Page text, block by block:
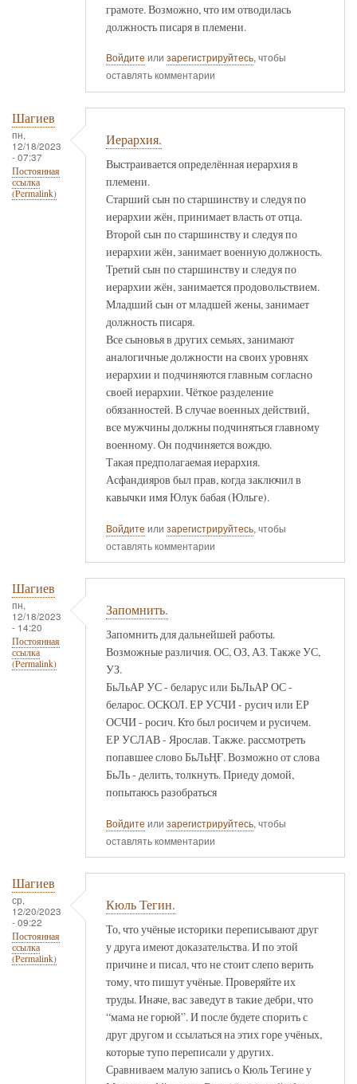
грамоте. Возможно, что им отводилась
должность писаря в племени.
Войдите или зарегистрируйтесь, чтобы
оставлять комментарии
Шагиев
пн,
12/18/2023
- 07:37
Постоянная
ссылка
(Permalink)
Иерархия.
Выстраивается определённая иерархия в
племени.
Старший сын по старшинству и следуя по
иерархии жён, принимает власть от отца.
Второй сын по старшинству и следуя по
иерархии жён, занимает военную должность.
Третий сын по старшинству и следуя по
иерархии жён, занимается продовольствием.
Младший сын от младшей жены, занимает
должность писаря.
Все сыновья в других семьях, занимают
аналогичные должности на своих уровнях
иерархии и подчиняются главным согласно
своей иерархии. Чёткое разделение
обязанностей. В случае военных действий,
все мужчины должны подчиняться главному
военному. Он подчиняется вождю.
Такая предполагаемая иерархия.
Асфандияров был прав, когда заключил в
кавычки имя Юлук бабая (Юльге).
Войдите или зарегистрируйтесь, чтобы
оставлять комментарии
Шагиев
пн,
12/18/2023
- 14:20
Постоянная
ссылка
(Permalink)
Запомнить.
Запомнить для дальнейшей работы.
Возможные различия. ОС, ОЗ, АЗ. Также УС,
УЗ.
БьЛьАР УС - беларус или БьЛьАР ОС -
беларос. ОСКОЛ. ЕР УСЧИ - русич или ЕР
ОСЧИ - росич. Кто был росичем и русичем.
ЕР УСЛАВ - Ярослав. Также. рассмотреть
попавшее слово БьЛьҢҒ. Возможно от слова
БьЛь - делить, толкнуть. Приеду домой,
попытаюсь разобраться
Войдите или зарегистрируйтесь, чтобы
оставлять комментарии
Шагиев
ср,
12/20/2023
- 09:22
Постоянная
ссылка
(Permalink)
Кюль Тегин.
То, что учёные историки переписывают друг
у друга имеют доказательства. И по этой
причине и писал, что не стоит слепо верить
тому, что пишут учёные. Проверяйте их
труды. Иначе, вас заведут в такие дебри, что
“мама не горюй”. И после будете спорить с
друг другом и ссылаться на этих горе учёных,
которые тупо переписали у других.
Сравниваем малую запись о Кюль Тегине у